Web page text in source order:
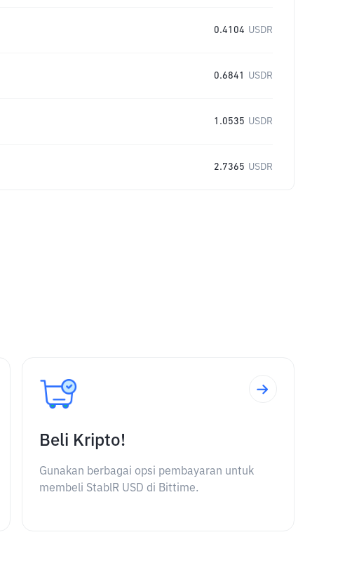
0.4104 USDR
0.6841 USDR
1.0535 USDR
2.7365 USDR
Beli Kripto!
Gunakan berbagai opsi pembayaran untuk
membeli StablR USD di Bittime.